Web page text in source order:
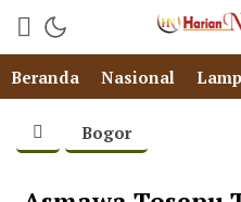
Beranda Nasional
Bogor